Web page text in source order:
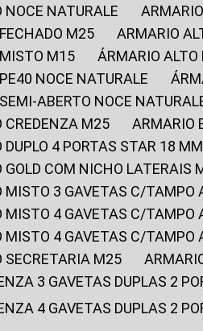
NOCE NATURALE
M25
ARMARIO
MISTO M15
ÁRMARIO
PE40 NOCE NATURALE
SEMI-ABERTO NOCE
CREDENZA M25
DUPLO 4 PORTAS STAR 18 MM
GOLD COM NICHO LATERAIS
MISTO 3 GAVETAS C/
MISTO 4 GAVETAS C/
MISTO 4 GAVETAS C/
SECRETARIA M25
3 GAVETAS DUPLAS 2
4 GAVETAS DUPLAS 2